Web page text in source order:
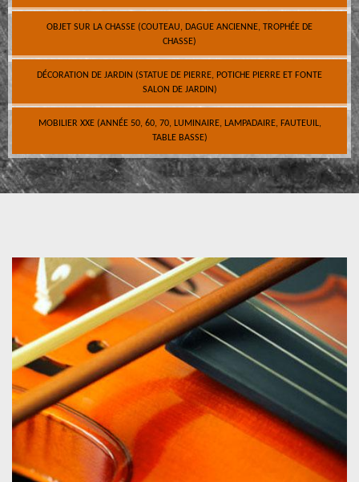
OBJET SUR LA CHASSE (COUTEAU, DAGUE ANCIENNE, TROPHÉE DE
CHASSE)
DÉCORATION DE JARDIN (STATUE DE PIERRE, POTICHE PIERRE ET FONTE
SALON DE JARDIN)
MOBILIER XXE (ANNÉE 50, 60, 70, LUMINAIRE, LAMPADAIRE, FAUTEUIL,
TABLE BASSE)